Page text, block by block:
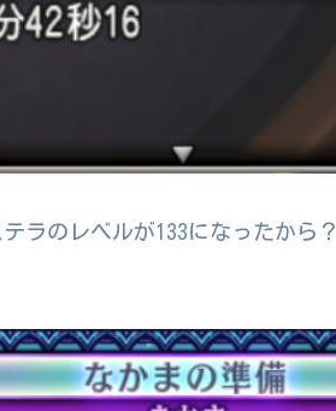
ラのレベルが133になったから？